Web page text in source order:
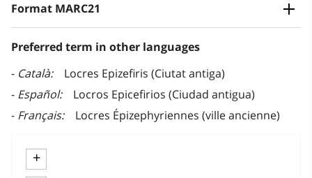
Format MARC21
Preferred term in other languages
Català
Locres Epizefiris (Ciutat antiga)
Español
Locros Epicefirios (Ciudad antigua)
Français
Locres Épizephyriennes (ville ancienne)
+